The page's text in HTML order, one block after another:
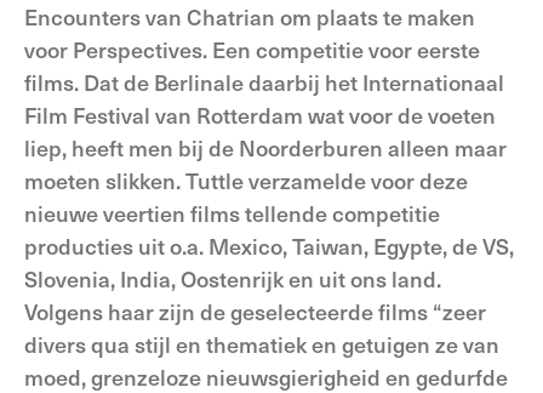
Encounters van Chatrian om plaats te maken
voor Perspectives. Een competitie voor eerste
films. Dat de Berlinale daarbij het Internationaal
Film Festival van Rotterdam wat voor de voeten
liep, heeft men bij de Noorderburen alleen maar
moeten slikken. Tuttle verzamelde voor deze
nieuwe veertien films tellende competitie
producties uit o.a. Mexico, Taiwan, Egypte, de VS,
Slovenia, India, Oostenrijk en uit ons land.
Volgens haar zijn de geselecteerde films “zeer
divers qua stijl en thematiek en getuigen ze van
moed, grenzeloze nieuwsgierigheid en gedurfde